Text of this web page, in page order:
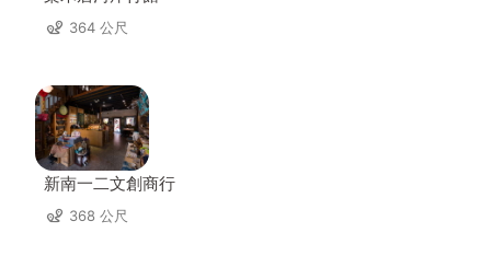
364 公尺
新南一二文創商行
368 公尺